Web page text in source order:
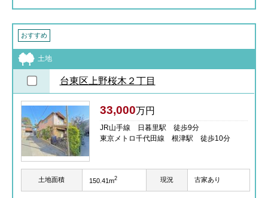
おすすめ
土地
台東区上野桜木２丁目
33,000万円
JR山手線 日暮里駅 徒歩9分
東京メトロ千代田線 根津駅 徒歩10分
土地面積 150.41m2 現況 古家あり